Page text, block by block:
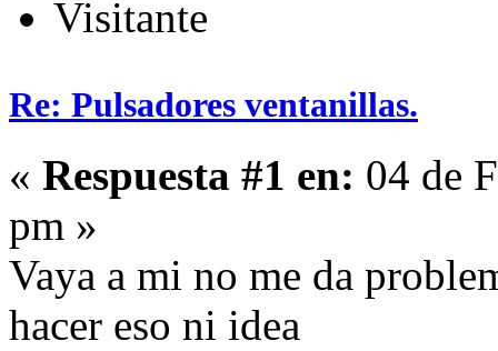
Visitante
Re: Pulsadores ventanillas.
« Respuesta #1 en: 04 de
pm »
Vaya a mi no me da
hacer eso ni idea